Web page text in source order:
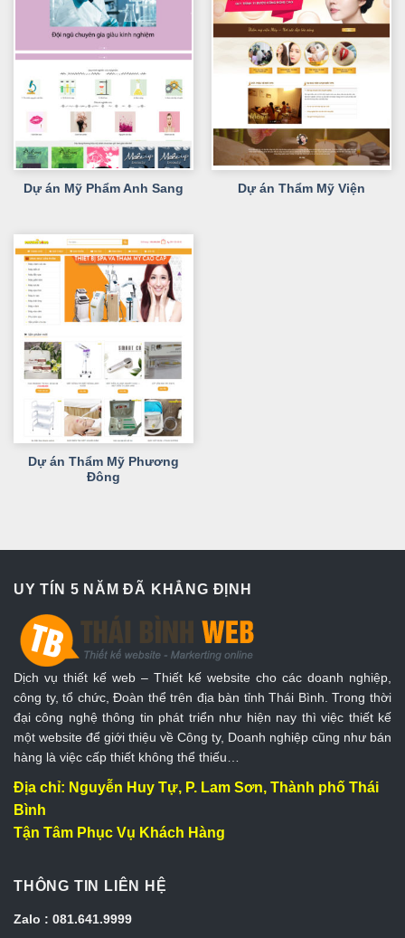
Dự án Mỹ Phẩm Anh Sang Dự án Thẩm Mỹ Viện
Dự án Thẩm Mỹ Phương
Đông
UY TÍN 5 NĂM ĐÃ KHẲNG ĐỊNH
Dịch vụ thiết kế web – Thiết kế website cho các doanh nghiệp,
công ty, tổ chức, Đoàn thể trên địa bàn tỉnh Thái Bình. Trong thời
đại công nghệ thông tin phát triển như hiện nay thì việc thiết kế
một website để giới thiệu về Công ty, Doanh nghiệp cũng như bán
hàng là việc cấp thiết không thể thiếu…
Địa chỉ: Nguyễn Huy Tự, P. Lam Sơn, Thành phố Thái
Bình
Tận Tâm Phục Vụ Khách Hàng
THÔNG TIN LIÊN HỆ
Zalo : 081.641.9999